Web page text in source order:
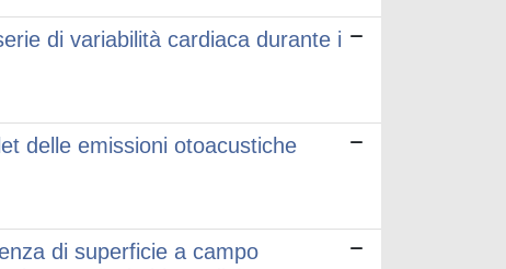
di variabilità cardiaca durante i
delle emissioni otoacustiche
di superficie a campo